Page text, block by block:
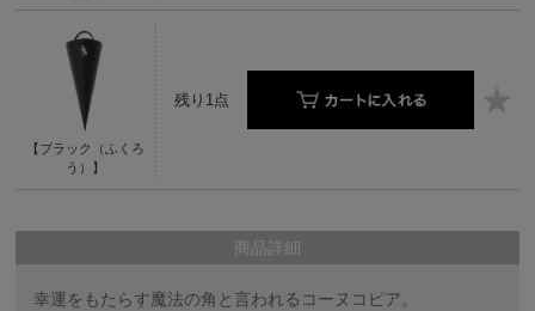
【ブラック（ふくろ
う）】
残り1点
商品詳細
幸運をもたらす魔法の角と言われるコーヌコピア。